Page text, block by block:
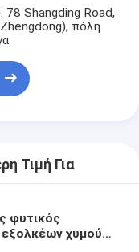
78 Shangding Road,
πόλη
Τιμή Για
φυτικός
χυμού